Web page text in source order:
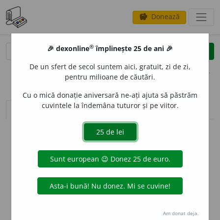
savings Donează
clear
opțiuni
sinteza definițiilor (1) definiții (1) declinări
info
Aceste definiții sunt compilate de
echipa dexonline. Definițiile
originale se află pe filadefiniții.
preferințe
🎉 dexonline® împlinește 25 de ani 🎉
De un sfert de secol suntem aici, gratuit, zi de zi,
pentru milioane de căutări.
Cu o mică donație aniversară ne-ați ajuta să păstrăm
cuvintele la îndemâna tuturor și pe viitor.
Am donat deja.